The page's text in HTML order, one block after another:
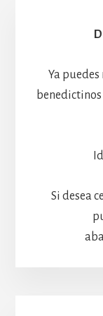
Ya
Si desea